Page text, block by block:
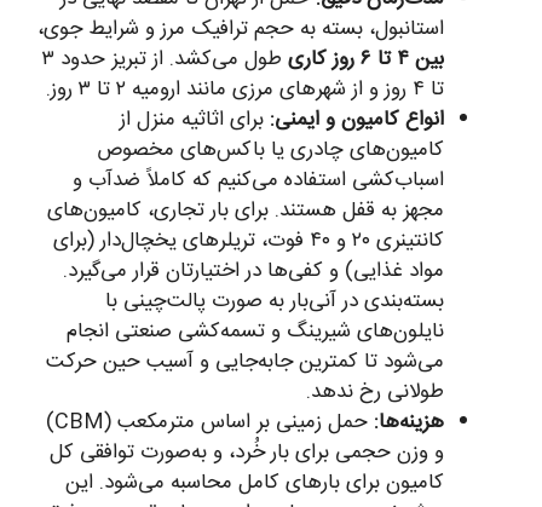
استانبول، بسته به حجم ترافیک مرز و شرایط جوی،
بین ۴ تا ۶ روز کاری
طول می‌کشد. از تبریز حدود ۳
تا ۴ روز و از شهرهای مرزی مانند ارومیه ۲ تا ۳ روز.
انواع کامیون و ایمنی: برای اثاثیه منزل از
کامیون‌های چادری یا باکس‌های مخصوص
اسباب‌کشی استفاده می‌کنیم که کاملاً ضدآب و
مجهز به قفل هستند. برای بار تجاری، کامیون‌های
کانتینری ۲۰ و ۴۰ فوت، تریلرهای یخچال‌دار (برای
مواد غذایی) و کفی‌ها در اختیارتان قرار می‌گیرد.
بسته‌بندی در آنی‌بار به صورت پالت‌چینی با
نایلون‌های شیرینگ و تسمه‌کشی صنعتی انجام
می‌شود تا کمترین جابه‌جایی و آسیب حین حرکت
طولانی رخ ندهد.
هزینه‌ها:
حمل زمینی بر اساس مترمکعب (CBM)
و وزن حجمی برای بار خُرد، و به‌صورت توافقی کل
کامیون برای بارهای‌ کامل محاسبه می‌شود. این